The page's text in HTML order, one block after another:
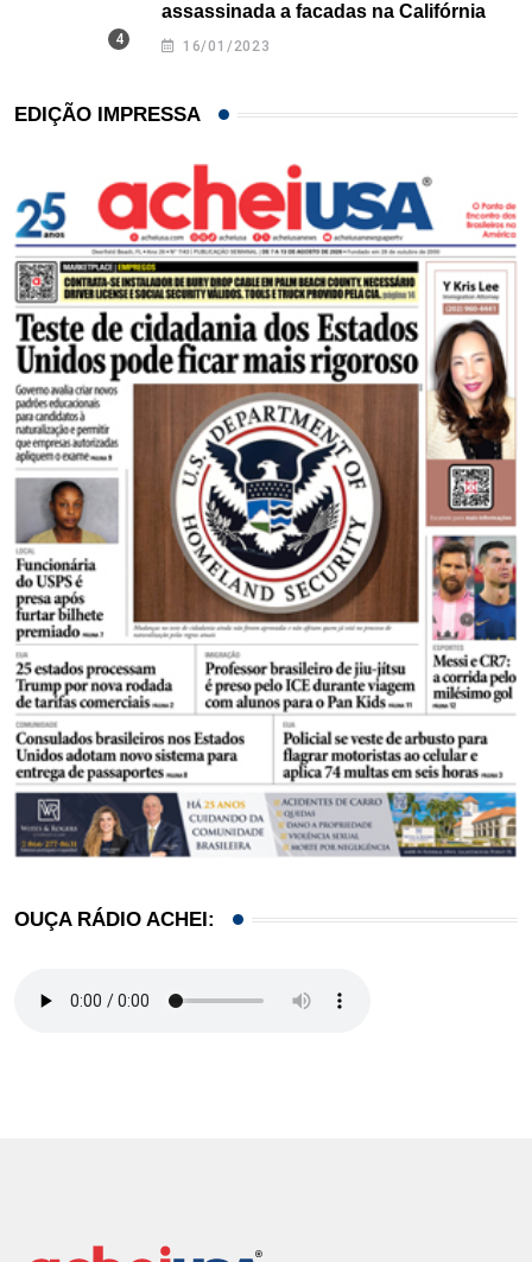
assassinada a facadas na Califórnia
16/01/2023
EDIÇÃO IMPRESSA
OUÇA RÁDIO ACHEI: